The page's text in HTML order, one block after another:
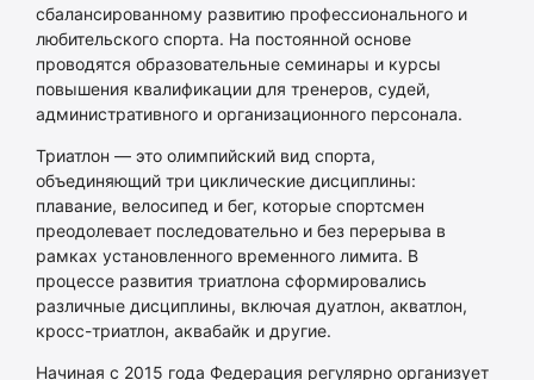
сбалансированному развитию профессионального и
любительского спорта. На постоянной основе
проводятся образовательные семинары и курсы
повышения квалификации для тренеров, судей,
административного и организационного персонала.
Триатлон — это олимпийский вид спорта,
объединяющий три циклические дисциплины:
плавание, велосипед и бег, которые спортсмен
преодолевает последовательно и без перерыва в
рамках установленного временного лимита. В
процессе развития триатлона сформировались
различные дисциплины, включая дуатлон, акватлон,
кросс-триатлон, аквабайк и другие.
Начиная с 2015 года Федерация регулярно организует